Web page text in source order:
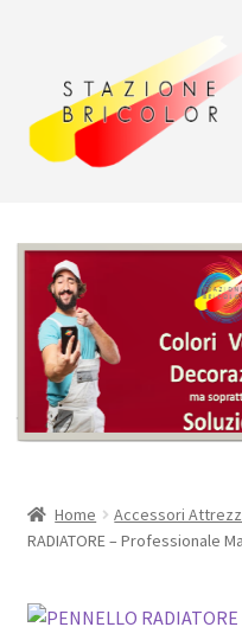
navigazione
contenuto
Carrello
Chi siamo
Consegna
Pagamento
Home Accessori
RADIATORE – Professionale